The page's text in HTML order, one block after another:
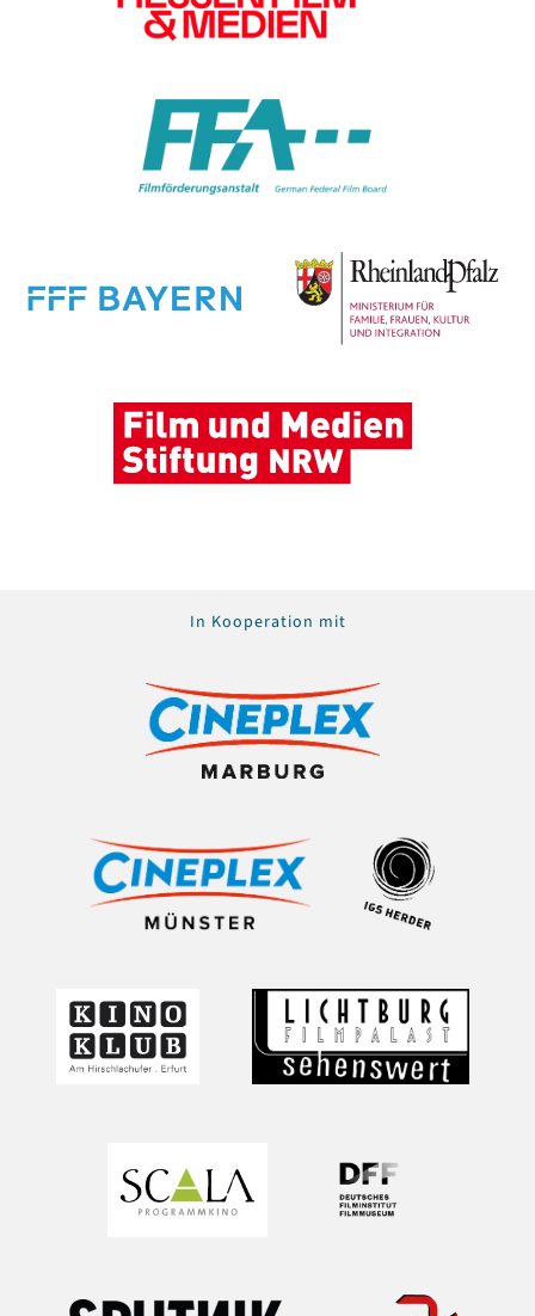
In Kooperation mit